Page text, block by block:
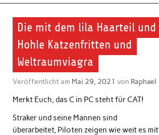
Die mit dem lila Haarteil und
Hohle Katzenfritten und
Weltraumviagra
Veröffentlicht am Mai 29, 2021 von Raphael
Merkt Euch, das C in PC steht für CAT!
Straker und seine Mannen sind
überarbeitet, Piloten zeigen wie weit es mit